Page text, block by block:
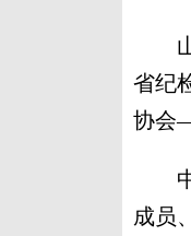
山
省纪
协会
中
成员